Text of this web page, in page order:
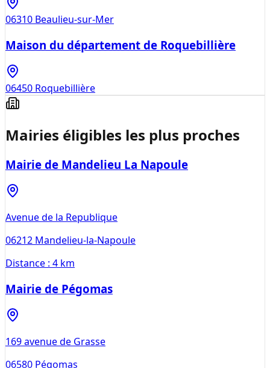
06310 Beaulieu-sur-Mer
Maison du département de Roquebillière
06450 Roquebillière
Mairies éligibles les plus proches
Mairie de Mandelieu La Napoule
Avenue de la Republique
06212 Mandelieu-la-Napoule
Distance : 4 km
Mairie de Pégomas
169 avenue de Grasse
06580 Pégomas